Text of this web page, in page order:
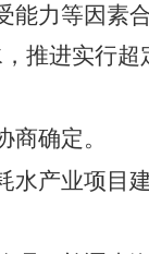
能力等因素
推进实行超
确定。
水产业项目